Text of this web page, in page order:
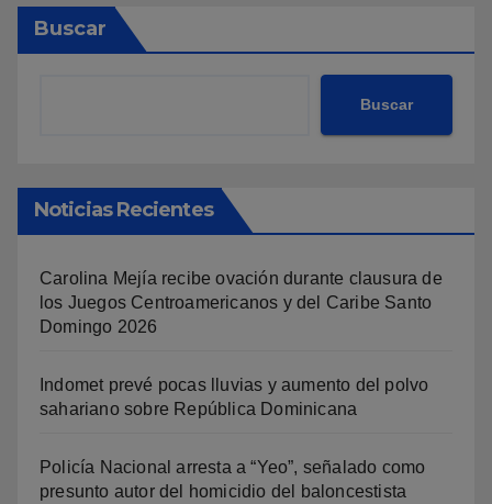
Buscar
Buscar
Noticias Recientes
Carolina Mejía recibe ovación durante clausura de
los Juegos Centroamericanos y del Caribe Santo
Domingo 2026
Indomet prevé pocas lluvias y aumento del polvo
sahariano sobre República Dominicana
Policía Nacional arresta a “Yeo”, señalado como
presunto autor del homicidio del baloncestista